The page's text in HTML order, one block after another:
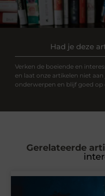
Had je deze
Verken de boeiende en
en laat onze artikelen niet
onderwerpen en blijf goed op
Gerelateerde